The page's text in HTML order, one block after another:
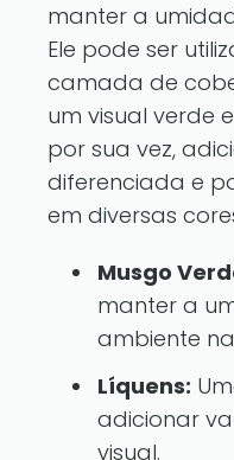
manter a
Ele pode ser
camada de
um visual verde
por sua vez,
diferenciada e
em diversas
Musgo
manter a
ambiente
Líquens:
adicionar
visual.